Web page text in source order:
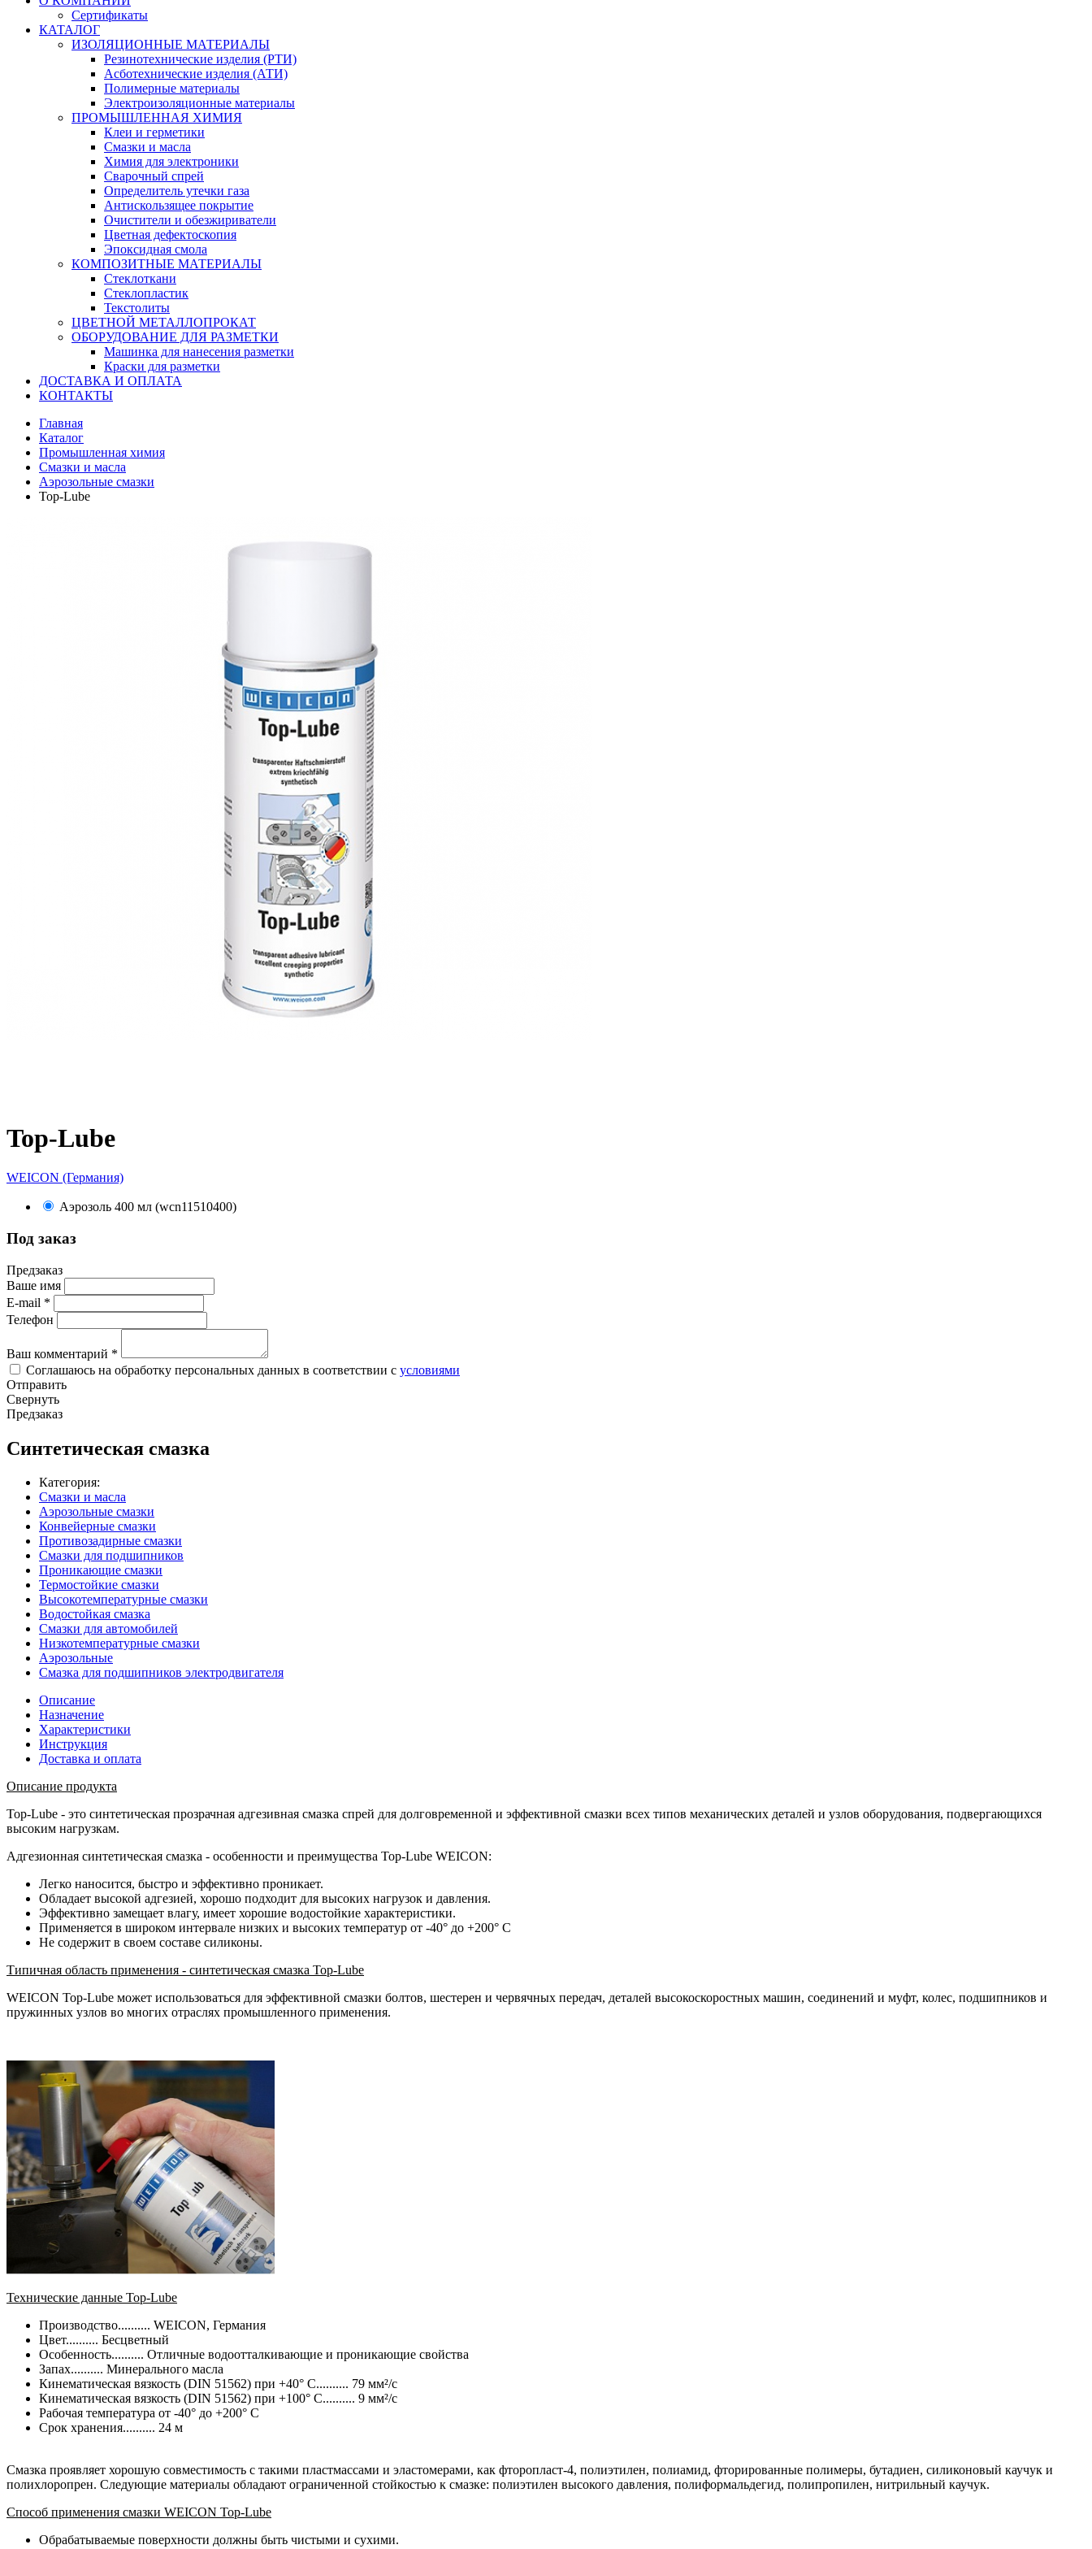
Сертификаты
КАТАЛОГ
ИЗОЛЯЦИОННЫЕ МАТЕРИАЛЫ
Резинотехнические изделия (РТИ)
Асботехнические изделия (АТИ)
Полимерные материалы
Электроизоляционные материалы
ПРОМЫШЛЕННАЯ ХИМИЯ
Клеи и герметики
Смазки и масла
Химия для электроники
Сварочный спрей
Определитель утечки газа
Антискользящее покрытие
Очистители и обезжириватели
Цветная дефектоскопия
Эпоксидная смола
КОМПОЗИТНЫЕ МАТЕРИАЛЫ
Стеклоткани
Стеклопластик
Текстолиты
ЦВЕТНОЙ МЕТАЛЛОПРОКАТ
ОБОРУДОВАНИЕ ДЛЯ РАЗМЕТКИ
Машинка для нанесения разметки
Краски для разметки
ДОСТАВКА И ОПЛАТА
КОНТАКТЫ
Главная
Каталог
Промышленная химия
Смазки и масла
Аэрозольные смазки
Top-Lube
Top-Lube
WEICON (Германия)
Аэрозоль 400 мл (wcn11510400)
Под заказ
Предзаказ
Ваше имя
E-mail *
Телефон
Ваш комментарий *
Соглашаюсь на обработку персональных данных в соответствии с условиями
Отправить
Свернуть
Предзаказ
Синтетическая смазка
Категория:
Смазки и масла
Аэрозольные смазки
Конвейерные смазки
Противозадирные смазки
Смазки для подшипников
Проникающие смазки
Термостойкие смазки
Высокотемпературные смазки
Водостойкая смазка
Смазки для автомобилей
Низкотемпературные смазки
Аэрозольные
Смазка для подшипников электродвигателя
Описание
Назначение
Характеристики
Инструкция
Доставка и оплата
Описание продукта
Top-Lube - это синтетическая прозрачная адгезивная смазка спрей для долговременной и эффективной смазки всех типов механических деталей и узлов оборудования, подвергающихся
высоким нагрузкам.
Адгезионная синтетическая смазка - особенности и преимущества Top-Lube WEICON:
Легко наносится, быстро и эффективно проникает.
Обладает высокой адгезией, хорошо подходит для высоких нагрузок и давления.
Эффективно замещает влагу, имеет хорошие водостойкие характеристики.
Применяется в широком интервале низких и высоких температур от -40° до +200° C
Не содержит в своем составе силиконы.
Типичная область применения - синтетическая смазка Top-Lube
WEICON Top-Lube может использоваться для эффективной смазки болтов, шестерен и червячных передач, деталей высокоскоростных машин, соединений и муфт, колес, подшипников и
пружинных узлов во многих отраслях промышленного применения.
Технические данные Top-Lube
Производство.......... WEICON, Германия
Цвет.......... Бесцветный
Особенность.......... Отличные водоотталкивающие и проникающие свойства
Запах.......... Минерального масла
Кинематическая вязкость (DIN 51562) при +40° C.......... 79 мм²/с
Кинематическая вязкость (DIN 51562) при +100° C.......... 9 мм²/с
Рабочая температура от -40° до +200° C
Срок хранения.......... 24 м
Смазка проявляет хорошую совместимость с такими пластмассами и эластомерами, как фторопласт-4, полиэтилен, полиамид, фторированные полимеры, бутадиен, силиконовый каучук и
полихлоропрен. Следующие материалы обладают ограниченной стойкостью к смазке: полиэтилен высокого давления, полиформальдегид, полипропилен, нитрильный каучук.
Способ применения смазки WEICON Top-Lube
Обрабатываемые поверхности должны быть чистыми и сухими.